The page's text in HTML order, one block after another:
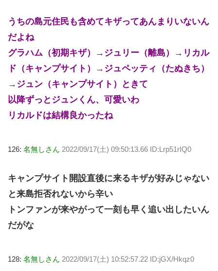
うちの島元住民も含めてキザってあんまりいないん
だよね
グラハム（初期キザ）→ジュリー（離島）→リカル
ド（キャンプサイト）→ジュペッティ（たぬきち）
→ジュン（キャンプサイト）ときて
以降ずっとジュンくん、可愛いわ
リカルドは結構良かったね
126: 名無しさん 2022/09/17(土) 09:50:13.66 ID:Lrp51rIQ0
キャンプサイト開設直後に来るキザが好みじゃない
と来島拒否れないから辛い
トンファンが来やがって一刻も早く追い出したいん
だがな
128: 名無しさん 2022/09/17(土) 10:52:57.22 ID:jGX/Hkqz0